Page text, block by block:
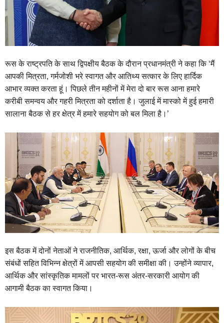
रूस के राष्ट्रपति के साथ द्विपक्षीय बैठक के दौरान प्रधानमंत्री ने कहा कि ‘मैं
आपकी मित्रता, गर्मजोशी भरे स्वागत और आतिथ्य सत्कार के लिए हार्दिक
आभार व्यक्त करता हूं। पिछले तीन महीनों में मेरा दो बार रूस आना हमारे
करीबी समन्वय और गहरी मित्रता को दर्शाता है। जुलाई में मास्को में हुई हमारी
सालाना बैठक से हर क्षेत्र में हमारे सहयोग को बल मिला है।’
इस बैठक में दोनों नेताओं ने राजनीतिक, आर्थिक, रक्षा, ऊर्जा और लोगों के बीच
संबंधों सहित विभिन्न क्षेत्रों में आपसी सहयोग की समीक्षा की। उन्होंने व्यापार,
आर्थिक और सांस्कृतिक मामलों पर भारत-रूस अंतर-सरकारी आयोग की
आगामी बैठक का स्वागत किया।